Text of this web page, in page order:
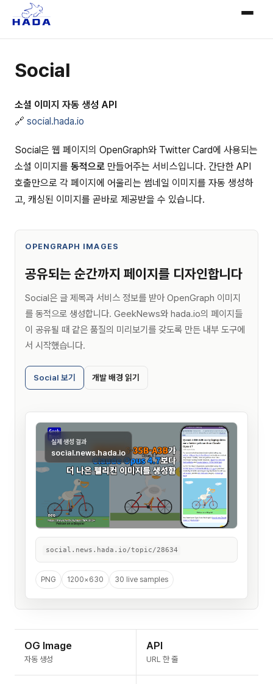
Social
소셜 이미지 자동 생성 API
🔗 social.hada.io
Social은 웹 페이지의 OpenGraph와 Twitter Card에 사용되는
소셜 이미지를 동적으로 만들어주는 서비스입니다. 간단한 API
호출만으로 각 페이지에 어울리는 썸네일 이미지를 자동 생성하
고, 캐싱된 이미지를 곧바로 제공받을 수 있습니다.
OPENGRAPH IMAGES
공유되는 순간까지 페이지를 디자인합니다
Social은 글 제목과 서비스 정보를 받아 OpenGraph 이미지
를 동적으로 생성합니다. GeekNews와 hada.io의 페이지들
이 공유될 때 같은 품질의 미리보기를 갖도록 만든 내부 도구에
서 시작했습니다.
Social 보기 개발 배경 읽기
실제 생성 결과
social.news.hada.io
social.news.hada.io/topic/28634
PNG 1200×630 30 live samples
OG Image
자동 생성
API
URL 한 줄